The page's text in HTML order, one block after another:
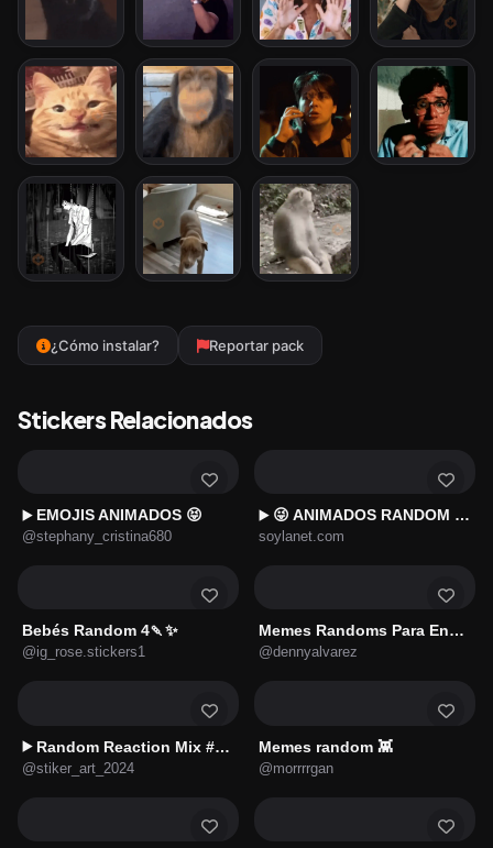
¿Cómo instalar? Reportar pack
Stickers Relacionados
▶️ EMOJIS ANIMADOS 😝
@stephany_cristina680
▶️ 😜 ANIMADOS RANDOM 40 😎
soylanet.com
Bebés Random 4🍡✨
@ig_rose.stickers1
Memes Randoms Para Enviar
@dennyalvarez
▶️ Random Reaction Mix #1✨
@stiker_art_2024
Memes random 👾
@morrrrgan